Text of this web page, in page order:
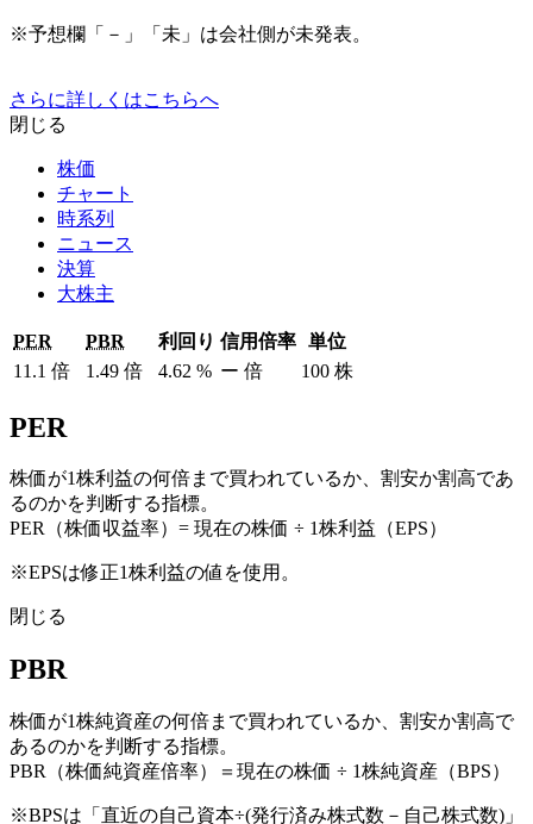
※予想欄「－」「未」は会社側が未発表。
さらに詳しくはこちらへ
閉じる
株価
チャート
時系列
ニュース
決算
大株主
PER PBR 利回り 信用倍率 単位
11.1 倍 1.49 倍 4.62 % ー 倍 100 株
PER
株価が1株利益の何倍まで買われているか、割安か割高であ
るのかを判断する指標。
PER（株価収益率）= 現在の株価 ÷ 1株利益（EPS）
※EPSは修正1株利益の値を使用。
閉じる
PBR
株価が1株純資産の何倍まで買われているか、割安か割高で
あるのかを判断する指標。
PBR（株価純資産倍率）＝現在の株価 ÷ 1株純資産（BPS）
※BPSは「直近の自己資本÷(発行済み株式数－自己株式数)」